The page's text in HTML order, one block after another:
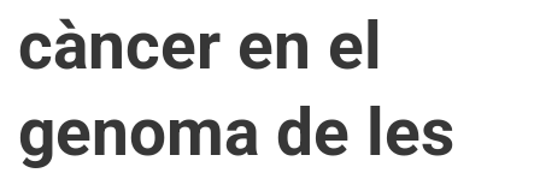
càncer en el
genoma de les